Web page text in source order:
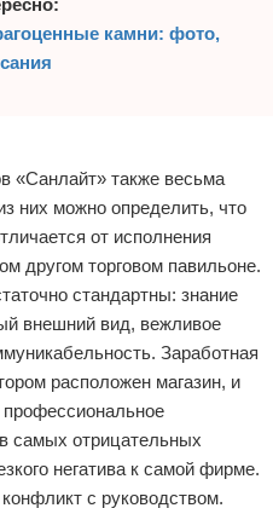
камни: фото,
«Санлайт» также весьма
них можно определить, что
от исполнения
другом торговом павильоне.
стандартны: знание
внешний вид, вежливое
Заработная
расположен магазин, и
самых отрицательных
негатива к самой фирме.
с руководством.